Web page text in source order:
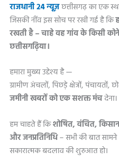
राजधानी 24 न्यूज़छत्तीसगढ़ का एक
जिसकी नींव इस सोच पर रखी गई है कि
रखती है – चाहे वह गांव के किसी
छत्तीसगढ़िया।
हमारा मुख्य उद्देश्य है —
ग्रामीण अंचलों, पिछड़े क्षेत्रों,
जमीनी खबरों को एक सशक्त मंचदेना।
हम चाहते हैं किशोषित, वंचित,
और जनप्रतिनिधि– सभी की बात
सकारात्मक बदलाव की शुरुआत हो।